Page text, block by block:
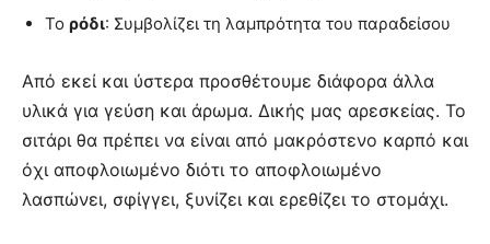
Το ρόδι: Συμβολίζει τη λαμπρότητα του παραδείσου
Από εκεί και ύστερα προσθέτουμε διάφορα άλλα
υλικά για γεύση και άρωμα. Δικής μας αρεσκείας. Το
σιτάρι θα πρέπει να είναι από μακρόστενο καρπό και
όχι αποφλοιωμένο διότι το αποφλοιωμένο
λασπώνει, σφίγγει, ξυνίζει και ερεθίζει το στομάχι.